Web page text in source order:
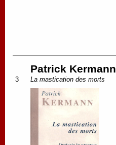
3
Patrick Kermann
La mastication des morts